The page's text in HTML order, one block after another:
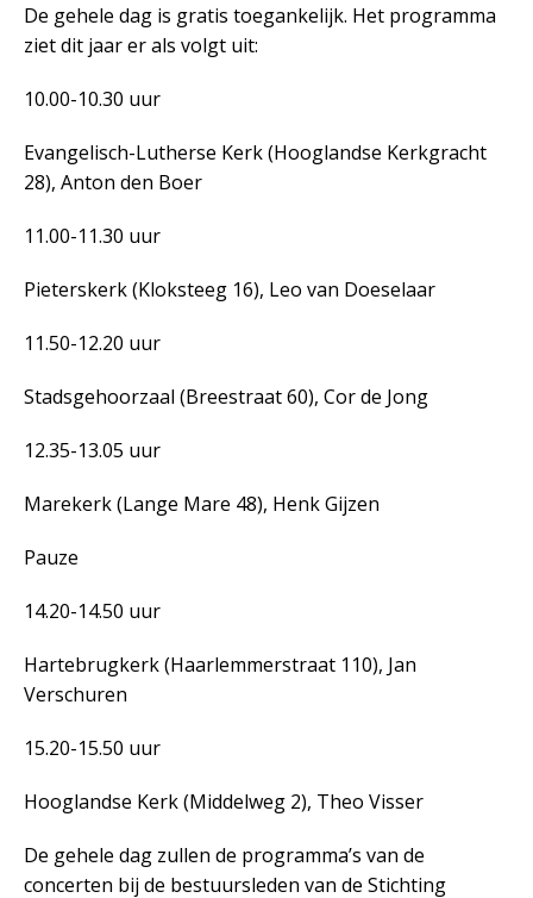
De gehele dag is gratis toegankelijk. Het programma
ziet dit jaar er als volgt uit:
10.00-10.30 uur
Evangelisch-Lutherse Kerk (Hooglandse Kerkgracht
28), Anton den Boer
11.00-11.30 uur
Pieterskerk (Kloksteeg 16), Leo van Doeselaar
11.50-12.20 uur
Stadsgehoorzaal (Breestraat 60), Cor de Jong
12.35-13.05 uur
Marekerk (Lange Mare 48), Henk Gijzen
Pauze
14.20-14.50 uur
Hartebrugkerk (Haarlemmerstraat 110), Jan
Verschuren
15.20-15.50 uur
Hooglandse Kerk (Middelweg 2), Theo Visser
De gehele dag zullen de programma’s van de
concerten bij de bestuursleden van de Stichting